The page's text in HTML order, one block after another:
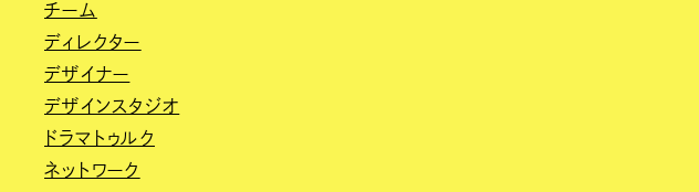
チーム
ディレクター
デザイナー
デザインスタジオ
ドラマトゥルク
ネットワーク